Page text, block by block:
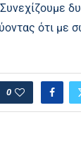
ότι με
0